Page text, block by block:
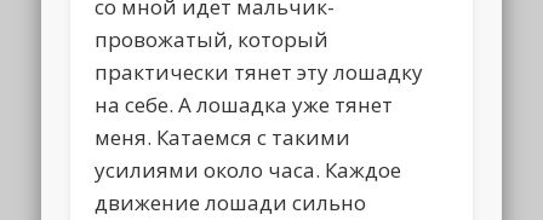
со мной идет мальчик-
провожатый, который
практически тянет эту лошадку
на себе. А лошадка уже тянет
меня. Катаемся с такими
усилиями около часа. Каждое
движение лошади сильно